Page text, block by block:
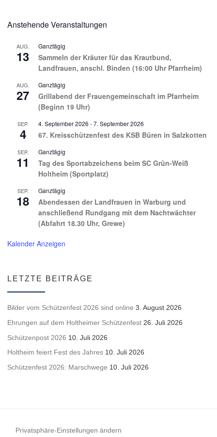
Anstehende Veranstaltungen
AUG.
13
Ganztägig
Sammeln der Kräuter für das Krautbund,
Landfrauen, anschl. Binden (16:00 Uhr Pfarrheim)
AUG.
27
Ganztägig
Grillabend der Frauengemeinschaft im Pfarrheim
(Beginn 19 Uhr)
SEP.
4
4. September 2026 -7. September 2026
67. Kreisschützenfest des KSB Büren in Salzkotten
SEP.
11
Ganztägig
Tag des Sportabzeichens beim SC Grün-Weiß
Holtheim (Sportplatz)
SEP.
18
Ganztägig
Abendessen der Landfrauen in Warburg und
anschließend Rundgang mit dem Nachtwächter
(Abfahrt 18.30 Uhr, Grewe)
Kalender Anzeigen
LETZTE BEITRÄGE
Bilder vom Schützenfest 2026 sind online 3. August 2026
Ehrungen auf dem Holtheimer Schützenfest 26. Juli 2026
Schützenpost 2026 10. Juli 2026
Holtheim feiert Fest des Jahres 10. Juli 2026
Schützenfest 2026: Marschwege 10. Juli 2026
Privatsphäre-Einstellungen ändern